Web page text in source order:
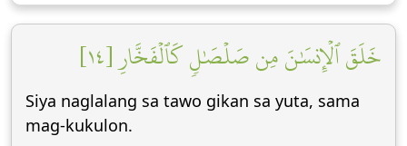
خَلَقَ ٱلۡإِنسَٰنَ مِن صَلۡصَٰلٖ كَٱلۡفَخَّارِ [١٤]
Siya naglalang sa tawo gikan sa yuta, sama
mag-kukulon.